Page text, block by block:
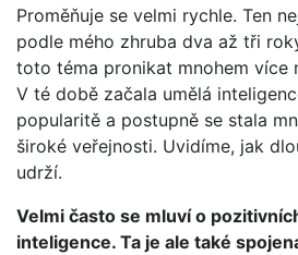
Proměňuje se velmi rychle. Ten
podle mého zhruba dva až tři
toto téma pronikat mnohem více
V té době začala umělá
popularitě a postupně se stala
široké veřejnosti. Uvidíme, jak
udrží.
Velmi často se mluví o
inteligence. Ta je ale také